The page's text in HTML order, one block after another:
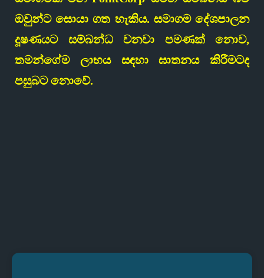
ඔවුන්ට සොයා ගත හැකිය. සමාගම දේශපාලන
දූෂණයට සම්බන්ධ වනවා පමණක් නොව,
තමන්ගේම ලාභය සඳහා ඝාතනය කිරීමටද
පසුබට නොවේ.